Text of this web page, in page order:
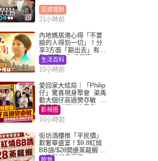
投資理財
21小時前
內地媽居港心得「不要
臉的人得到一切」！分
享3方面「豁出去」有著
數 網民：你好厲害
生活百科
10小時前
愛回家大結局｜「Philip
仔」驚喜現身聚會 梁禹
勤大個仔高過樊亦敏 超
乖黐實林淑敏許家傑
影視圈
10小時前
街坊酒樓推「平民價」
歎奢華盛宴！$9.8紅燒
BB鴿/$28開邊蒸龍蝦 3
大晚餐超值優惠